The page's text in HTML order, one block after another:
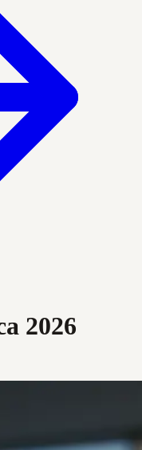
2026